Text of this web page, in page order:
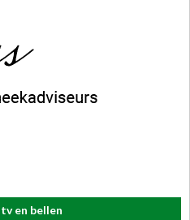
en bellen